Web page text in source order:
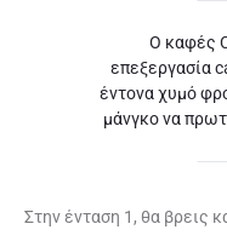
Ο καφές
επεξεργασία
έντονα χυμό
μάνγκο να
Στην ένταση 1, θα βρεις